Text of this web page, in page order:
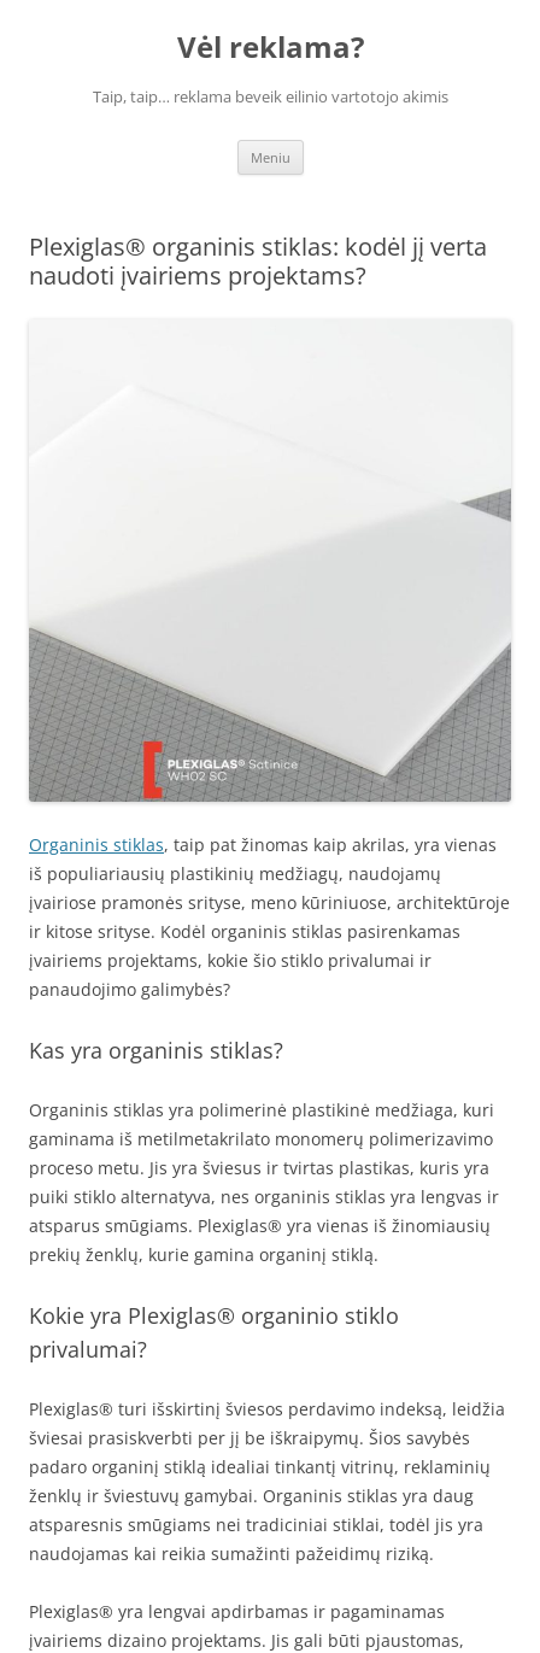
Vėl reklama?
Taip, taip… reklama beveik eilinio vartotojo akimis
Meniu Pereiti
turinio
Plexiglas® organinis stiklas: kodėl jį verta
naudoti įvairiems projektams?
Organinis stiklas, taip pat žinomas kaip akrilas, yra vienas
iš populiariausių plastikinių medžiagų, naudojamų
įvairiose pramonės srityse, meno kūriniuose, architektūroje
ir kitose srityse. Kodėl organinis stiklas pasirenkamas
įvairiems projektams, kokie šio stiklo privalumai ir
panaudojimo galimybės?
Kas yra organinis stiklas?
Organinis stiklas yra polimerinė plastikinė medžiaga, kuri
gaminama iš metilmetakrilato monomerų polimerizavimo
proceso metu. Jis yra šviesus ir tvirtas plastikas, kuris yra
puiki stiklo alternatyva, nes organinis stiklas yra lengvas ir
atsparus smūgiams. Plexiglas® yra vienas iš žinomiausių
prekių ženklų, kurie gamina organinį stiklą.
Kokie yra Plexiglas® organinio stiklo
privalumai?
Plexiglas® turi išskirtinį šviesos perdavimo indeksą, leidžia
šviesai prasiskverbti per jį be iškraipymų. Šios savybės
padaro organinį stiklą idealiai tinkantį vitrinų, reklaminių
ženklų ir šviestuvų gamybai. Organinis stiklas yra daug
atsparesnis smūgiams nei tradiciniai stiklai, todėl jis yra
naudojamas kai reikia sumažinti pažeidimų riziką.
Plexiglas® yra lengvai apdirbamas ir pagaminamas
įvairiems dizaino projektams. Jis gali būti pjaustomas,